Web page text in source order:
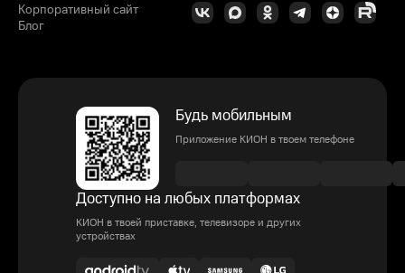
Корпоративный сайт
Блог
Будь мобильным
Приложение КИОН в твоем телефоне
Доступно на любых платформах
КИОН в твоей приставке, телевизоре и других
устройствах